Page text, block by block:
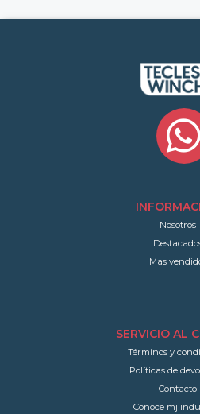
Nosotros
Mas
SERVICIO AL
Términos y
Políticas de
Contacto
Conoce mj